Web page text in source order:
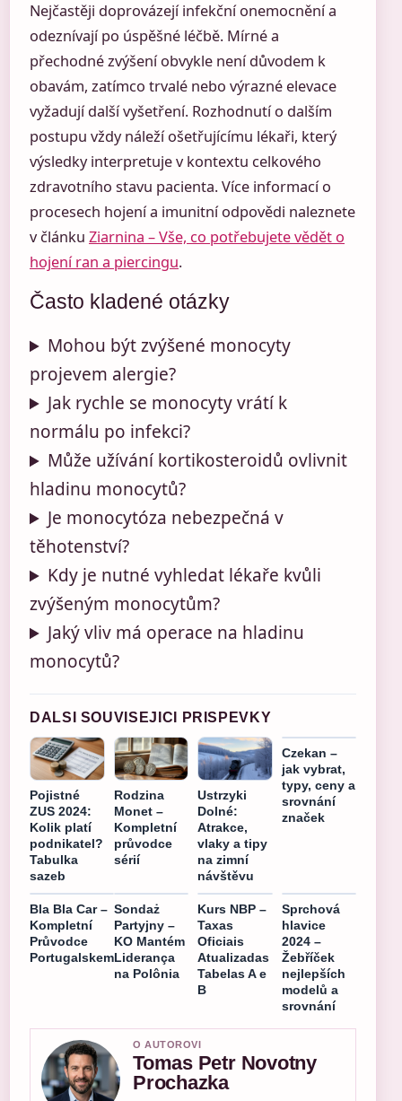
Nejčastěji doprovázejí infekční onemocnění a
odeznívají po úspěšné léčbě. Mírné a
přechodné zvýšení obvykle není důvodem k
obavám, zatímco trvalé nebo výrazné elevace
vyžadují další vyšetření. Rozhodnutí o dalším
postupu vždy náleží ošetřujícímu lékaři, který
výsledky interpretuje v kontextu celkového
zdravotního stavu pacienta. Více informací o
procesech hojení a imunitní odpovědi naleznete
v článku Ziarnina – Vše, co potřebujete vědět o
hojení ran a piercingu.
Často kladené otázky
Mohou být zvýšené monocyty
projevem alergie?
Jak rychle se monocyty vrátí k
normálu po infekci?
Může užívání kortikosteroidů ovlivnit
hladinu monocytů?
Je monocytóza nebezpečná v
těhotenství?
Kdy je nutné vyhledat lékaře kvůli
zvýšeným monocytům?
Jaký vliv má operace na hladinu
monocytů?
DALSI SOUVISEJICI PRISPEVKY
Pojistné
ZUS 2024:
Kolik platí
podnikatel?
Tabulka
sazeb
Rodzina
Monet –
Kompletní
průvodce
sérií
Ustrzyki
Dolné:
Atrakce,
vlaky a tipy
na zimní
návštěvu
Czekan –
jak vybrat,
typy, ceny a
srovnání
značek
Bla Bla Car –
Kompletní
Průvodce
Portugalskem
Sondaż
Partyjny –
KO Mantém
Liderança
na Polônia
Kurs NBP –
Taxas
Oficiais
Atualizadas
Tabelas A e
B
Sprchová
hlavice
2024 –
Žebříček
nejlepších
modelů a
srovnání
O AUTOROVI
Tomas Petr Novotny
Prochazka